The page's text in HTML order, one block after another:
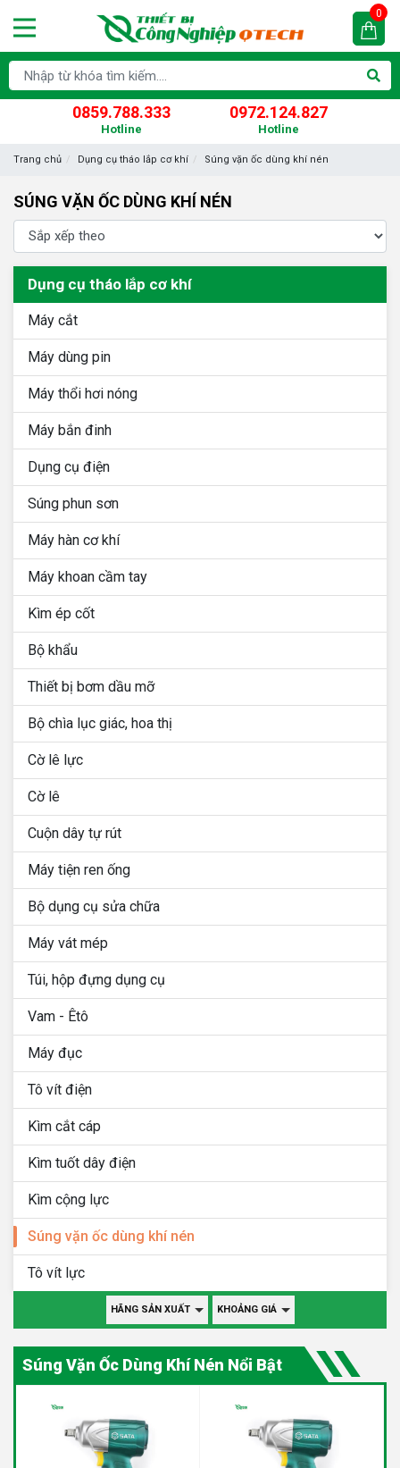
0859.788.333
Hotline
0972.124.827
Hotline
0
Trang chủ Dụng cụ tháo lắp cơ khí Súng vặn ốc dùng khí nén
SÚNG VẶN ỐC DÙNG KHÍ NÉN
Súng Vặn Ốc Dùng Khí Nén Nổi Bật
Dụng cụ tháo lắp cơ khí
Máy cắt
Máy dùng pin
Máy thổi hơi nóng
Máy bắn đinh
Dụng cụ điện
Súng phun sơn
Máy hàn cơ khí
Máy khoan cầm tay
Kìm ép cốt
Bộ khẩu
Thiết bị bơm dầu mỡ
Bộ chìa lục giác, hoa thị
Cờ lê lực
Cờ lê
Cuộn dây tự rút
Máy tiện ren ống
Bộ dụng cụ sửa chữa
Máy vát mép
Túi, hộp đựng dụng cụ
Vam - Êtô
Máy đục
Tô vít điện
Kìm cắt cáp
Kìm tuốt dây điện
Kìm cộng lực
Súng vặn ốc dùng khí nén
Tô vít lực
HÃNG SẢN XUẤT KHOẢNG GIÁ